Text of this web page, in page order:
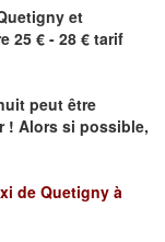
et
25 € - 28 € tarif
peut être
! Alors si possible,
de Quetigny à